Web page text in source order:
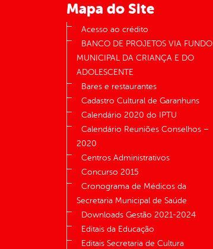
Mapa do Site
Acesso ao crédito
BANCO DE PROJETOS VIA FUNDO
MUNICIPAL DA CRIANÇA E DO
ADOLESCENTE
Bares e restaurantes
Cadastro Cultural de Garanhuns
Calendário 2020 do IPTU
Calendário Reuniões Conselhos –
2020
Centros Administrativos
Concurso 2015
Cronograma de Médicos da
Secretaria Municipal de Saúde
Downloads Gestão 2021-2024
Editais da Educação
Editais Secretaria de Cultura